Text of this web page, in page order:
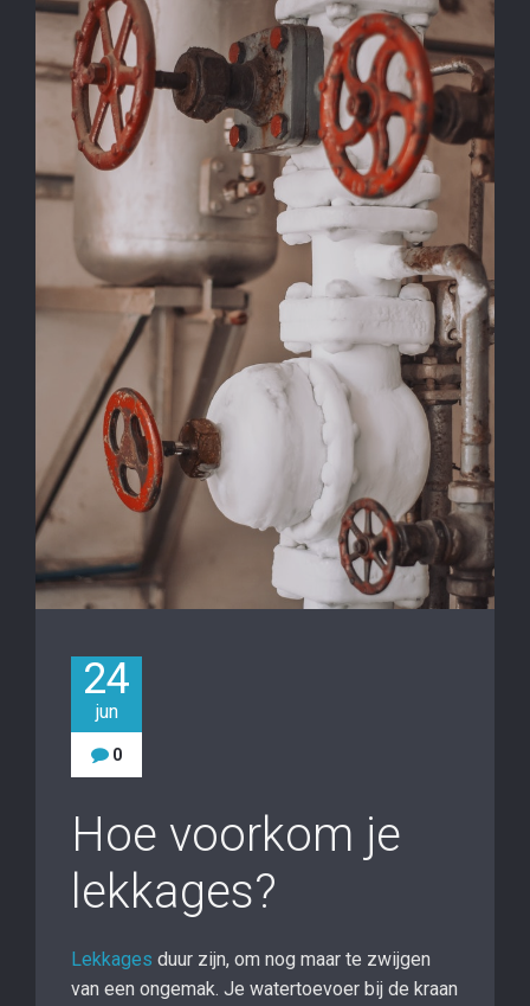
24
jun
0
Hoe voorkom je
lekkages?
Lekkages duur zijn, om nog maar te zwijgen
van een ongemak. Je watertoevoer bij de kraan